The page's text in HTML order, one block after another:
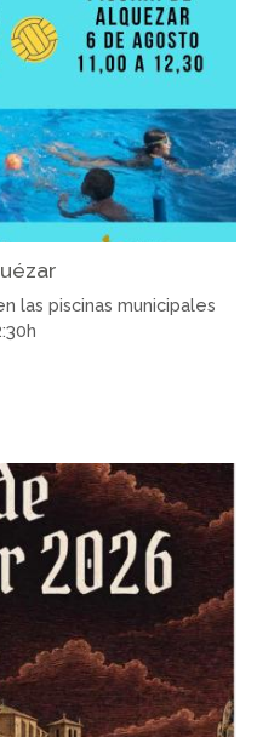
las piscinas municipales